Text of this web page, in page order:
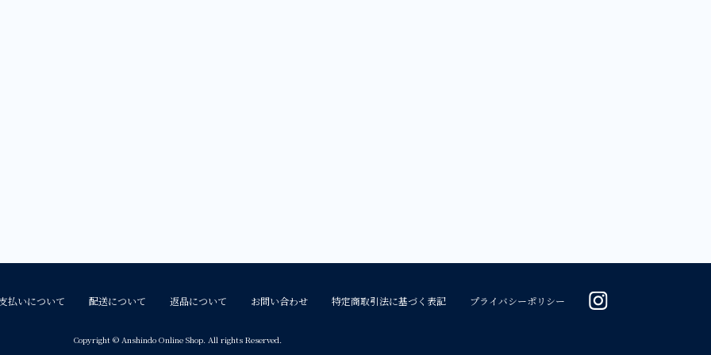
払いについて 配送について 返品について お問い合わせ 特定商取引法に基づく表記 プライバシーポリシー
Copyright © Anshindo Online Shop. All rights Reserved.